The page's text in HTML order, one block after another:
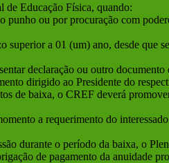
de Educação Física, quando:
ou por procuração com
a 01 (um) ano, desde que
declaração ou outro
dirigido ao Presidente do
de baixa, o CREF deverá
a requerimento do
durante o período da baixa, o
de pagamento da anuidade